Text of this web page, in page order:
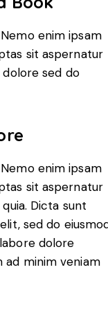
enim ipsam
sit aspernatur
sed do
enim ipsam
sit aspernatur
Dicta sunt
sed do
dolore
ad minim veniam